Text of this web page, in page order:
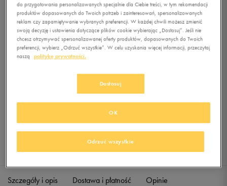
0.0 0 )
19,99złz Vat
+ 100 PKT WKLUBIE 50 STYLE
Jeśli artykuł będzie ponownie dostępny, otrzymasz od nas powiadomienie.
Wybierz rozmiar
M Powiadom o dostępności
L Powiadom o dostępności
Sprawdź dostępność w salonach
Szczegóły i opis Dostawa i płatność Opinie
do przygotowania personalizowanych specjalnie dla Ciebie treści, w tym rekomendacji
produktów dopasowanych do Twoich potrzeb i zainteresowań, spersonalizowanych
reklam czy zapamiętywanie wybranych preferencji. W każdej chwili możesz zmienić
swoją decyzję i ustawienia dotyczące plików cookie wybierając „Dostosuj”. Jeśli nie
chcesz otrzymywać spersonalizowanej oferty produktów, dopasowanych do Twoich
preferencji, wybierz „Odrzuć wszystkie”. W celu uzyskania więcej informacji, przeczytaj
naszą politykę prywatności.
Dostosuj
Odrzuć wszystkie
OK